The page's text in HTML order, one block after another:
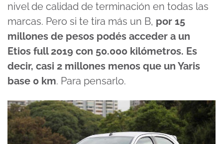
nivel de calidad de terminación en todas las
marcas. Pero si te tira más un B, por 15
millones de pesos podés acceder a un
Etios full 2019 con 50.000 kilómetros. Es
decir, casi 2 millones menos que un Yaris
base 0 km. Para pensarlo.